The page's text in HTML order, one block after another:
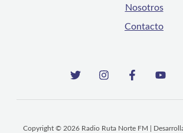
Nosotros
Contacto
Copyright © 2026 Radio Ruta Norte FM |